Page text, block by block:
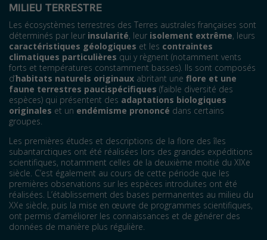
MILIEU TERRESTRE
Les écosystèmes terrestres des Terres australes françaises sont
déterminés par leur insularité, leur isolement extrême, leurs
caractéristiques géologiques et les contraintes
climatiques particulières qui y règnent (notamment vents
forts et températures constamment basses). Ils sont composés
d’habitats naturels originaux abritant une flore et une
faune terrestres paucispécifiques (faible diversité des
espèces) qui présentent des adaptations biologiques
originales et un endémisme prononcé dans certains
groupes.
Les premières études et descriptions de la flore des îles
subantarctiques ont été réalisées lors des grandes expéditions
scientifiques, notamment celles de la deuxième moitié du XIXe
siècle. C’est également au cours de cette période que les
premières observations sur les espèces introduites ont été
réalisées. L’établissement des bases permanentes au milieu du
XXe siècle, puis la mise en œuvre de programmes scientifiques,
ont permis d’améliorer les connaissances et de générer des
données de manière plus régulière.